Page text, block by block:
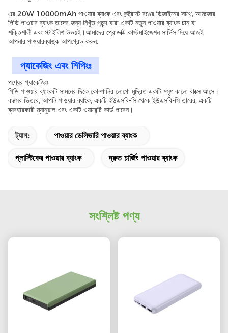
এর 20W 10000mAh পাওয়ার ব্যাংক এবং কন্ট্রাস্ট রঙের ডিজাইনের সাথে, আমজোর
পিডি পাওয়ার ব্যাংক তাদের জন্য নিখুঁত পছন্দ যারা একটি নতুন পাওয়ার ব্যাংক চান যা
শক্তিশালী এবং স্টাইলিশ উভয়ই।আমাদের প্রোডাক্ট কাস্টমাইজেশন সার্ভিস দিয়ে আজই
আপনার পাওয়ারব্যাঙ্ক আপগ্রেড করুন.
প্যাকেজিং এবং শিপিংঃ
পণ্যের প্যাকেজিংঃ
পিডি পাওয়ার ব্যাংকটি সামনের দিকে কোম্পানির লোগো মুদ্রিত একটি মসৃণ কালো বাক্সে আসে।
বাক্সের ভিতরে, আপনি পাওয়ার ব্যাংক, একটি ইউএসবি-সি থেকে ইউএসবি-সি তারের, একটি
ব্যবহারকারী ম্যানুয়াল এবং একটি ওয়ারেন্টি কার্ড পাবেন।
ট্যাগ: পাওয়ার ডেলিভারি পাওয়ার ব্যাংক
প্লাস্টিকের পাওয়ার ব্যাংক দ্রুত চার্জিং পাওয়ার ব্যাংক
সংশ্লিষ্ট পণ্য